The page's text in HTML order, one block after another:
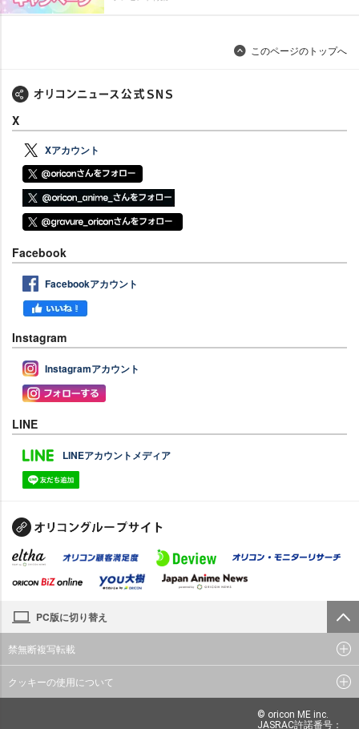
このページのトップへ
X
Xアカウント
Facebook
Facebookアカウント
Instagram
Instagramアカウント
LINE
LINEアカウントメディア
PC版に切り替え
禁無断複写転載
クッキーの使用について
© oricon ME inc.
JASRAC許諾番号：